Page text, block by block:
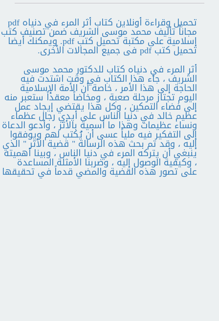
تحميل وقراءة أونلاين كتاب أثر المرء في دنياه pdf
مجاناً تأليف محمد موسى الشريف ضمن تصنيف كتب
إسلامية على مكتبة تحميل كتب pdf. ويمكنك أيضا
تحميل كتب pdf فى جميع المجالات الأخرى.
أثر المرء في دنياه كتاب للدكتور محمد موسى
الشريف ، جاء هذا الكتاب في وقت اشتدت فيه
الحاجة إلى هذا الأمر ، خاصة أن الأمة الإسلامية
اليوم تجتاز مرحلة صعبة ، ومخاضاً معقداً ستعبر منه
إلى فضاء التمكين ، وكل هذا يقتضي إيجاد عمل
عظيم خالد في دنيا الناس على أيدي رجال عظماء
ونساء عظيمات وهذا ما أسمية بالأثر ، وأدعو الدعاة
إلى التفكير فيه ملياً عسى أن يُكتب لهم ويوفقوا
إليه ، وقد تم بحث هذه الرسالة " قضية الأثر " الذي
ينبغي أن يتركه المرء في دنيا الناس ، وبينا أهميته
، وكيفية الوصول إليه ، وضربنا الأمثلة المساعدة
على تصور هذه القضية والمضي قدماً في تحقيقها